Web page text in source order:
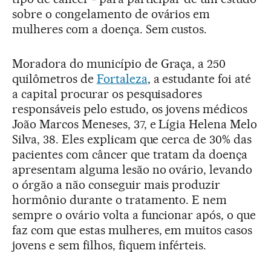
sobre o congelamento de ovários em
mulheres com a doença. Sem custos.
Moradora do município de Graça, a 250
quilômetros de Fortaleza, a estudante foi até
a capital procurar os pesquisadores
responsáveis pelo estudo, os jovens médicos
João Marcos Meneses, 37, e Lígia Helena Melo
Silva, 38. Eles explicam que cerca de 30% das
pacientes com câncer que tratam da doença
apresentam alguma lesão no ovário, levando
o órgão a não conseguir mais produzir
hormônio durante o tratamento. E nem
sempre o ovário volta a funcionar após, o que
faz com que estas mulheres, em muitos casos
jovens e sem filhos, fiquem inférteis.